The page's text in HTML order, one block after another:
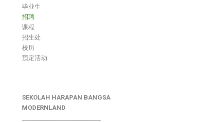
毕业生
招聘
课程
招生处
校历
预定活动
SEKOLAH HARAPAN BANGSA
MODERNLAND